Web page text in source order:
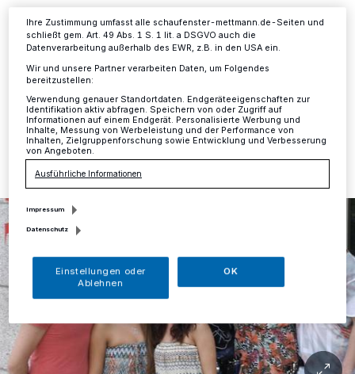
Mettmann·Der Frisörsalon "Marco Beauty Hair" auf
der Johannis- Flintrop- Straße feierte im Februar
bereits sein zehnjähriges Bestehen.
14.04.2014 , 13:38 Uhr Eine Minute Lesezeit
Ihre Zustimmung umfasst alle schaufenster-mettmann.de-Seiten und
schließt gem. Art. 49 Abs. 1 S. 1 lit. a DSGVO auch die
Datenverarbeitung außerhalb des EWR, z.B. in den USA ein.
Wir und unsere Partner verarbeiten Daten, um Folgendes
bereitzustellen:
Verwendung genauer Standortdaten. Endgeräteeigenschaften zur
Identifikation aktiv abfragen. Speichern von oder Zugriff auf
Informationen auf einem Endgerät. Personalisierte Werbung und
Inhalte, Messung von Werbeleistung und der Performance von
Inhalten, Zielgruppenforschung sowie Entwicklung und Verbesserung
von Angeboten.
Ausführliche Informationen
Impressum
Datenschutz
Einstellungen oder
Ablehnen
OK